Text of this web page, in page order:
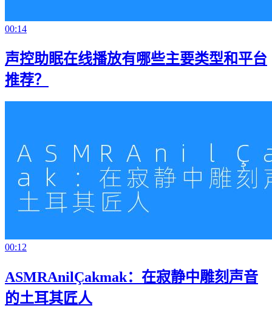
00:14
声控助眠在线播放有哪些主要类型和平台
推荐？
00:12
ASMRAnilÇakmak：在寂静中雕刻声音
的土耳其匠人